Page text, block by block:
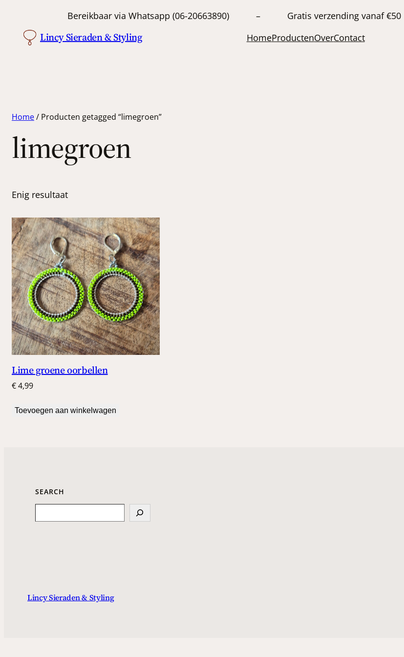
Bereikbaar via Whatsapp (06-20663890) – Gratis verzending
Lincy Sieraden & Styling HomeProductenOverContact
Home/ Producten getagged “limegroen”
limegroen
Enig resultaat
Lime groene oorbellen
€4,99
Toevoegen aan winkelwagen
SEARCH
Lincy Sieraden & Styling